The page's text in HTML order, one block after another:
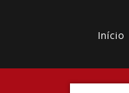
Main
Início